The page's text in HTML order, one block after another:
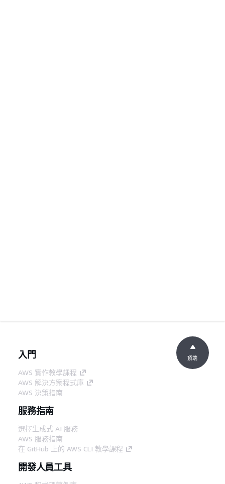
入門
AWS 實作教學課程
AWS 解決方案程式庫
AWS 決策指南
服務指南
選擇生成式 AI 服務
AWS 服務指南
在 GitHub 上的 AWS CLI 教學課程
開發人員工具
頂端